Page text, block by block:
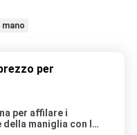
per
per affilare i
maniglia con la